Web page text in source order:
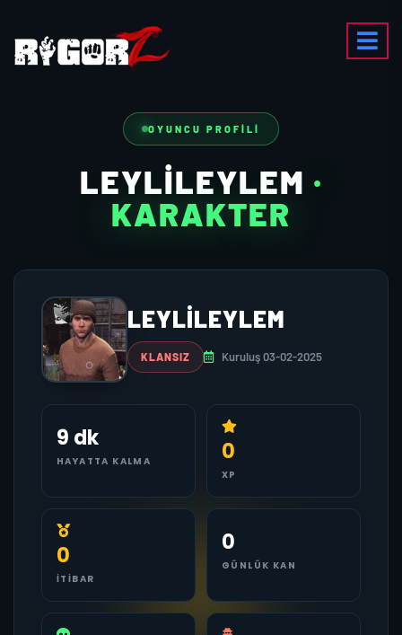
OYUNCU PROFILI
LEYLILEYLEM ·
KARAKTER
LEYLILEYLEM
KLANSIZ Kuruluş 03-02-2025
9 dk
HAYATTA KALMA 0
XP
0
İTIBAR
0
GÜNLÜK KAN